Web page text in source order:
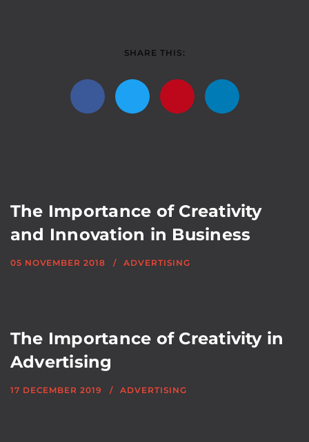
SHARE THIS:
The Importance of Creativity
and Innovation in Business
05 NOVEMBER 2018 ADVERTISING
The Importance of Creativity in
Advertising
17 DECEMBER 2019 ADVERTISING